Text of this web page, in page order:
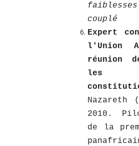
couplé
Expert
l'Union
réunion
les
Nazareth
2010.
de la